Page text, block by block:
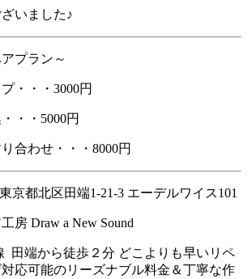
いました♪
プラン～
・・・3000円
・・5000円
合わせ・・・8000円
京都北区田端1-21-3 エーデルワイス101
房 Draw a New Sound
田端から徒歩２分 どこよりも早いリペ
応可能のリーズナブル料金＆丁寧な作